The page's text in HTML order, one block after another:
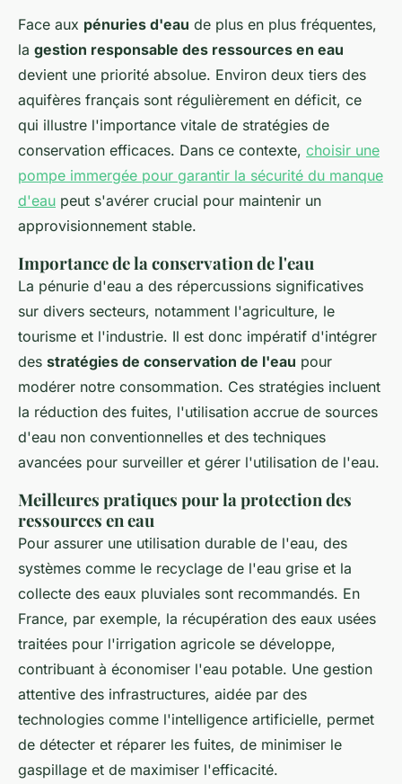
Face aux pénuries d'eau de plus en plus fréquentes,
la gestion responsable des ressources en eau
devient une priorité absolue. Environ deux tiers des
aquifères français sont régulièrement en déficit, ce
qui illustre l'importance vitale de stratégies de
conservation efficaces. Dans ce contexte, choisir une
pompe immergée pour garantir la sécurité du manque
d'eau peut s'avérer crucial pour maintenir un
approvisionnement stable.
Importance de la conservation de l'eau
La pénurie d'eau a des répercussions significatives
sur divers secteurs, notamment l'agriculture, le
tourisme et l'industrie. Il est donc impératif d'intégrer
des stratégies de conservation de l'eau pour
modérer notre consommation. Ces stratégies incluent
la réduction des fuites, l'utilisation accrue de sources
d'eau non conventionnelles et des techniques
avancées pour surveiller et gérer l'utilisation de l'eau.
Meilleures pratiques pour la protection des
ressources en eau
Pour assurer une utilisation durable de l'eau, des
systèmes comme le recyclage de l'eau grise et la
collecte des eaux pluviales sont recommandés. En
France, par exemple, la récupération des eaux usées
traitées pour l'irrigation agricole se développe,
contribuant à économiser l'eau potable. Une gestion
attentive des infrastructures, aidée par des
technologies comme l'intelligence artificielle, permet
de détecter et réparer les fuites, de minimiser le
gaspillage et de maximiser l'efficacité.